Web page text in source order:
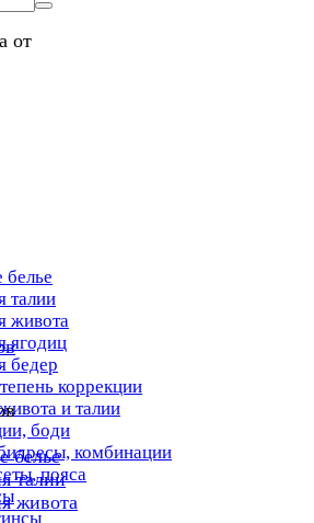
от
талии
живота
ягодиц
бедер
коррекции
и талии
боди
комбинации
пояса
белье
талии
живота